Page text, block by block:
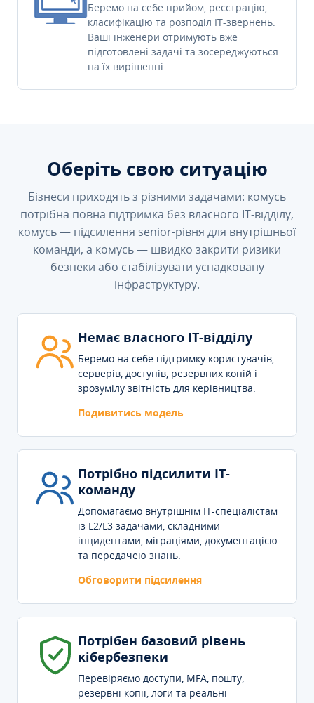
Беремо на себе прийом, реєстрацію,
класифікацію та розподіл IT-звернень.
Ваші інженери отримують вже
підготовлені задачі та зосереджуються
на їх вирішенні.
Оберіть свою ситуацію
Бізнеси приходять з різними задачами: комусь
потрібна повна підтримка без власного IT-відділу,
комусь — підсилення senior-рівня для внутрішньої
команди, а комусь — швидко закрити ризики
безпеки або стабілізувати успадковану
інфраструктуру.
Немає власного IT-відділу
Беремо на себе підтримку користувачів,
серверів, доступів, резервних копій і
зрозумілу звітність для керівництва.
Подивитись модель
Потрібно підсилити IT-
команду
Допомагаємо внутрішнім IT-спеціалістам
із L2/L3 задачами, складними
інцидентами, міграціями, документацією
та передачею знань.
Обговорити підсилення
Потрібен базовий рівень
кібербезпеки
Перевіряємо доступи, MFA, пошту,
резервні копії, логи та реальні